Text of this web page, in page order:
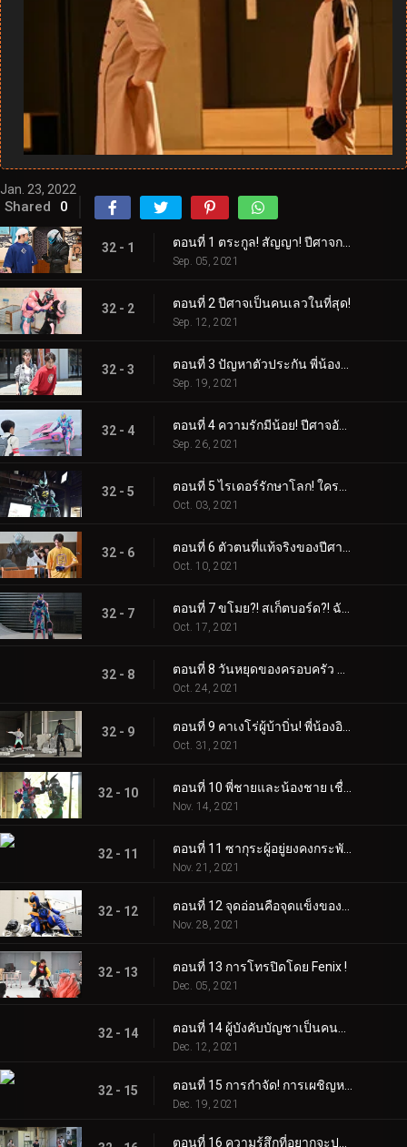
Jan. 23, 2022
Shared 0
32 - 1
Sep. 05, 2021
32 - 2 ตอนที่ 2 ปีศาจเป็นคนเลวในที่สุด!
Sep. 12, 2021
32 - 3
Sep. 19, 2021
32 - 4
Sep. 26, 2021
32 - 5
Oct. 03, 2021
32 - 6
Oct. 10, 2021
32 - 7
Oct. 17, 2021
32 - 8
Oct. 24, 2021
32 - 9
Oct. 31, 2021
32 - 10
Nov. 14, 2021
32 - 11
Nov. 21, 2021
32 - 12
Nov. 28, 2021
32 - 13 ตอนที่ 13 การโทรปิดโดย Fenix ​​​​!
Dec. 05, 2021
32 - 14
Dec. 12, 2021
32 - 15
Dec. 19, 2021